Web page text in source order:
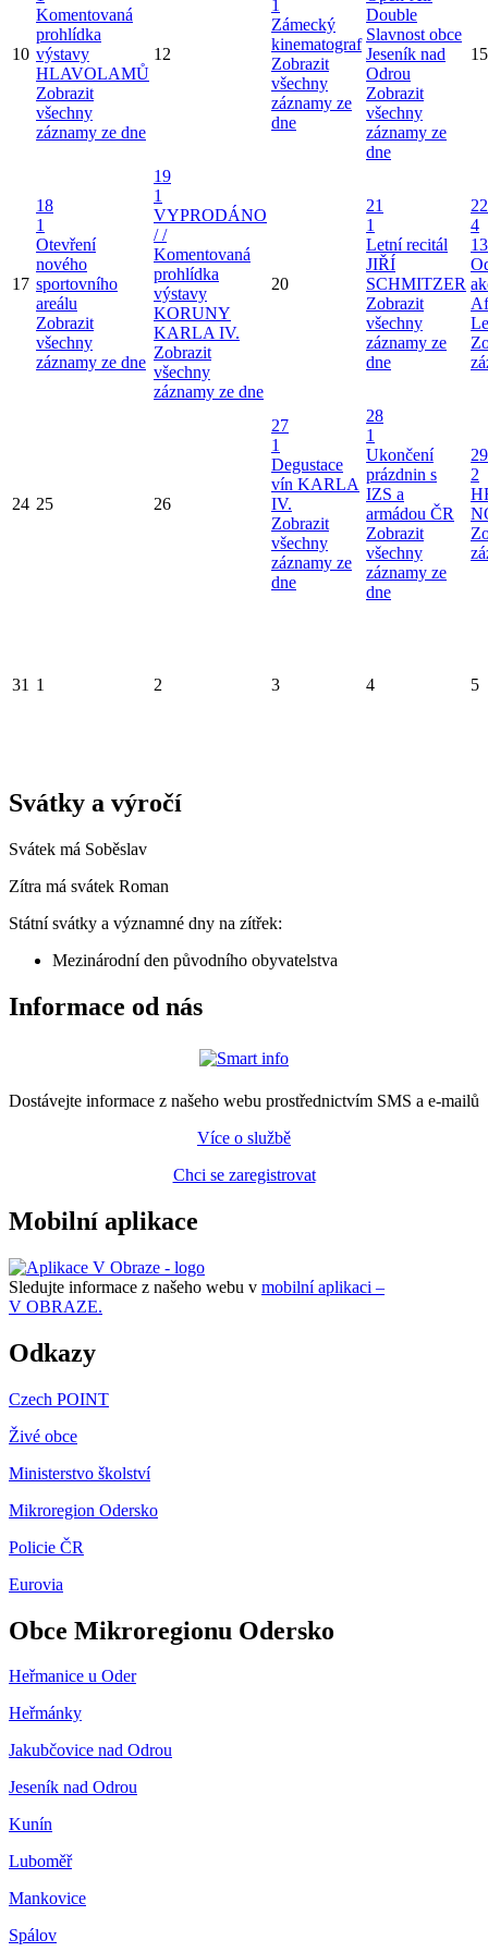
10
Komentovaná
prohlídka
výstavy
HLAVOLAMŮ
Zobrazit
všechny
záznamy ze dne
12
1
Zámecký
kinematograf
Zobrazit
všechny
záznamy ze
dne
Double
Slavnost obce
Jeseník nad
Odrou
Zobrazit
všechny
záznamy ze
dne
15
17
18
1
Otevření
nového
sportovního
areálu
Zobrazit
všechny
záznamy ze dne
19
1
VYPRODÁNO
/ /
Komentovaná
prohlídka
výstavy
KORUNY
KARLA IV.
Zobrazit
všechny
záznamy ze dne
20
21
1
Letní recitál
JIŘÍ
SCHMITZER
Zobrazit
všechny
záznamy ze
dne
22
4
24 25 26
27
1
Degustace
vín KARLA
IV.
Zobrazit
všechny
záznamy ze
dne
28
1
Ukončení
prázdnin s
IZS a
armádou ČR
Zobrazit
všechny
záznamy ze
dne
29
2
31 1 2 3 4 5
Svátky a výročí
Svátek má Soběslav
Zítra má svátek Roman
Státní svátky a významné dny na zítřek:
Mezinárodní den původního obyvatelstva
Informace od nás
Dostávejte informace z našeho webu prostřednictvím SMS a e-mailů
Více o službě
Chci se zaregistrovat
Mobilní aplikace
Sledujte informace z našeho webu v mobilní aplikaci –
V OBRAZE.
Odkazy
Czech POINT
Živé obce
Ministerstvo školství
Mikroregion Odersko
Policie ČR
Eurovia
Obce Mikroregionu Odersko
Heřmanice u Oder
Heřmánky
Jakubčovice nad Odrou
Jeseník nad Odrou
Kunín
Luboměř
Mankovice
Spálov